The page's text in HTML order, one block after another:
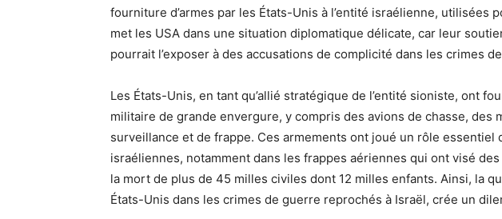
fourniture d’armes par les États-Unis à l’entité israélienne, utilisées
met les USA dans une situation diplomatique délicate, car leur
pourrait l’exposer à des accusations de complicité dans les crimes
Les États-Unis, en tant qu’allié stratégique de l’entité sioniste, ont
militaire de grande envergure, y compris des avions de chasse, des
surveillance et de frappe. Ces armements ont joué un rôle essentiel
israéliennes, notamment dans les frappes aériennes qui ont visé
la mort de plus de 45 milles civiles dont 12 milles enfants. Ainsi, la
États-Unis dans les crimes de guerre reprochés à Israël, crée un